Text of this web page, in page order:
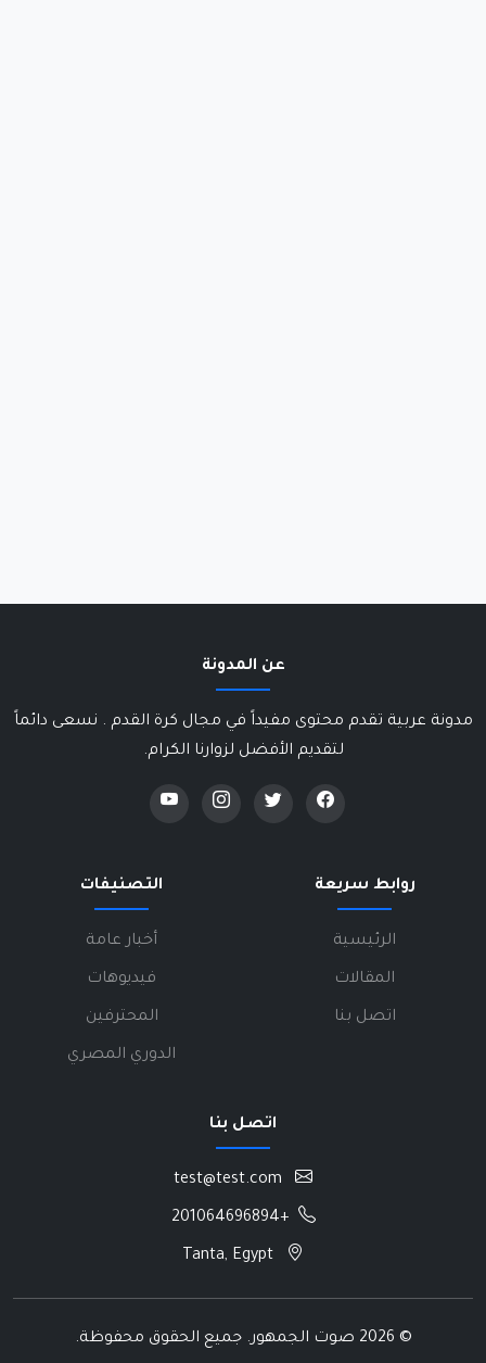
عن المدونة
مدونة عربية تقدم محتوى مفيداً في مجال كرة القدم . نسعى دائماً
لتقديم الأفضل لزوارنا الكرام.
روابط سريعة
الرئيسية
المقالات
اتصل بنا
التصنيفات
أخبار عامة
فيديوهات
المحترفين
الدوري المصري
اتصل بنا
+201064696894
© 2026 صوت الجمهور. جميع الحقوق محفوظة.